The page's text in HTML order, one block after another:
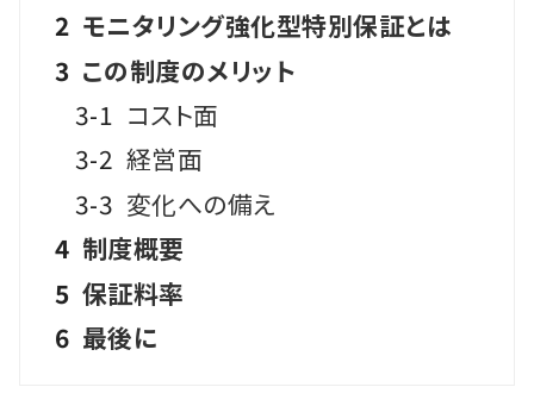
2 モニタリング強化型特別保証とは
3 この制度のメリット
3-1 コスト面
3-2 経営面
3-3 変化への備え
4 制度概要
5 保証料率
6 最後に